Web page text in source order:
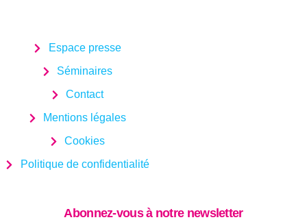
Espace presse
Séminaires
Contact
Mentions légales
Cookies
Politique de confidentialité
Abonnez-vous à notre newsletter